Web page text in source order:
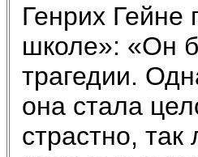
Генрих Гейне
школе»: «Он
трагедии.
она стала
страстно,